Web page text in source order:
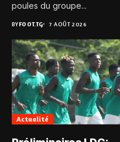
poules du groupe...
BYFOOT.TG 7 AOÛT 2026
Actualité